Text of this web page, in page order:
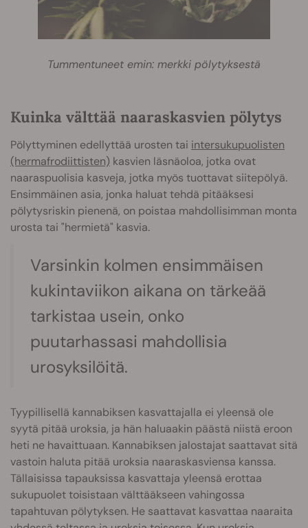
Tummentuneet emin: merkki pölytyksestä
Kuinka välttää naaraskasvien pölytys
Pölyttyminen edellyttää urosten tai intersukupuolisten
(hermafrodiittisten) kasvien läsnäoloa, jotka ovat
naaraspuolisia kasveja, jotka myös tuottavat siitepölyä.
Ensimmäinen asia, jonka haluat tehdä pitääksesi
pölytysriskin pienenä, on poistaa mahdollisimman monta
urosta tai "hermietä" kasvia.
Varsinkin kolmen ensimmäisen
kukintaviikon aikana on tärkeää
tarkistaa usein, onko
puutarhassasi mahdollisia
urosyksilöitä.
Tyypillisellä kannabiksen kasvattajalla ei yleensä ole
syytä pitää uroksia, ja hän haluaakin päästä niistä eroon
heti ne havaittuaan. Kannabiksen jalostajat saattavat sitä
vastoin haluta pitää uroksia naaraskasviensa kanssa.
Tällaisissa tapauksissa kasvattaja yleensä erottaa
sukupuolet toisistaan välttääkseen vahingossa
tapahtuvan pölytyksen. He saattavat kasvattaa naaraita